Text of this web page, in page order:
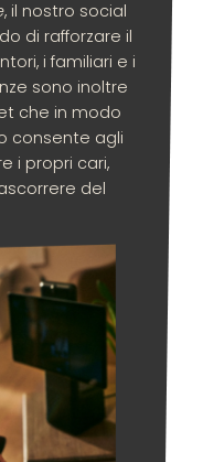
, il nostro social
di rafforzare il
i familiari e i
sono inoltre
che in modo
consente agli
i propri cari,
del